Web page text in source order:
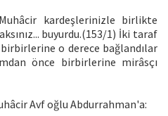
kardeşlerinizle birlikte
buyurdu.(153/1) İki taraf
o derece bağlandılar
önce birbirlerine mirâsçı
Avf oğlu Abdurrahman'a: